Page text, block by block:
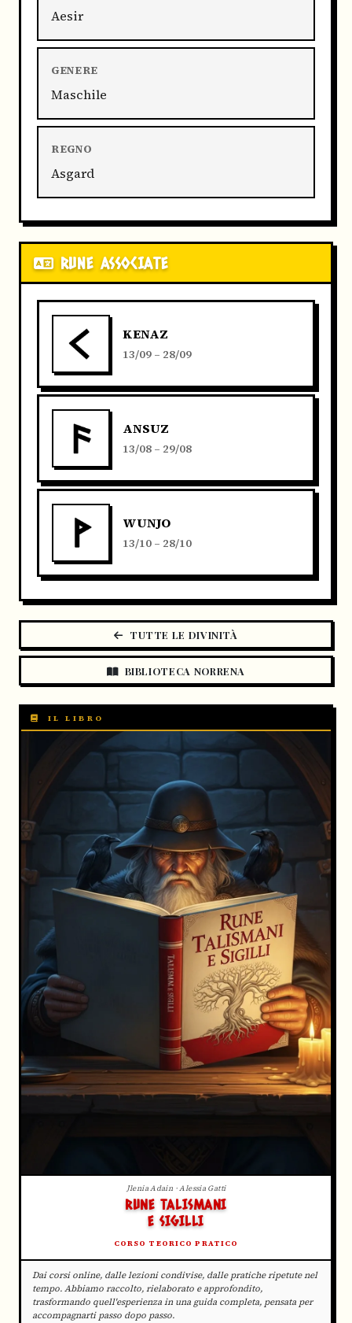
Aesir
GENERE
Maschile
REGNO
Asgard
RUNE ASSOCIATE
KENAZ
13/09 – 28/09
ANSUZ
13/08 – 29/08
WUNJO
13/10 – 28/10
TUTTE LE DIVINITÀ
BIBLIOTECA NORRENA
IL LIBRO
Jlenia Adain · Alessia Gatti
RUNE TALISMANI
E SIGILLI
CORSO TEORICO PRATICO
Dai corsi online, dalle lezioni condivise, dalle pratiche ripetute nel
tempo. Abbiamo raccolto, rielaborato e approfondito,
trasformando quell'esperienza in una guida completa, pensata per
accompagnarti passo dopo passo.